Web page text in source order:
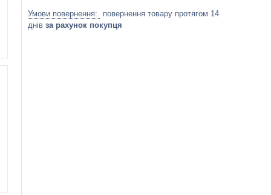
повернення товару протягом 14
днів за рахунок покупця